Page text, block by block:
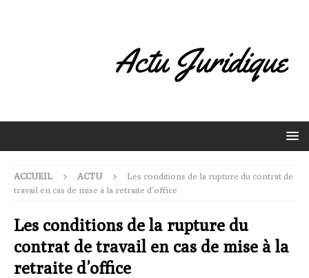
ACCUEIL ACTU
Les conditions de la rupture du contrat de
travail en cas de mise à la retraite d’office
Les conditions de la rupture du
contrat de travail en cas de mise à la
retraite d’office